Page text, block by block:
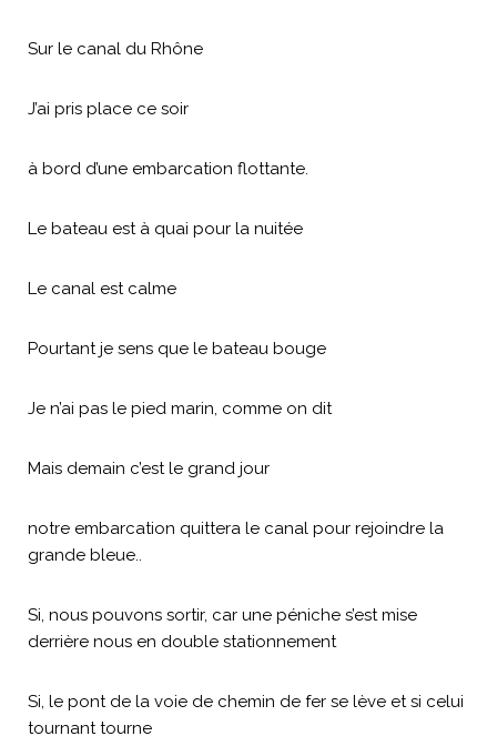
Sur le canal du Rhône
J’ai pris place ce soir
à bord d’une embarcation flottante.
Le bateau est à quai pour la nuitée
Le canal est calme
Pourtant je sens que le bateau bouge
Je n’ai pas le pied marin, comme on dit
Mais demain c’est le grand jour
notre embarcation quittera le canal pour rejoindre la
grande bleue..
Si, nous pouvons sortir, car une péniche s’est mise
derrière nous en double stationnement
Si, le pont de la voie de chemin de fer se lève et si celui
tournant tourne